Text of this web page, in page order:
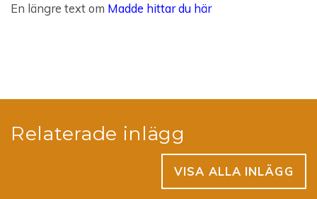
En längre text om Madde hittar du här
Relaterade inlägg
VISA ALLA INLÄGG